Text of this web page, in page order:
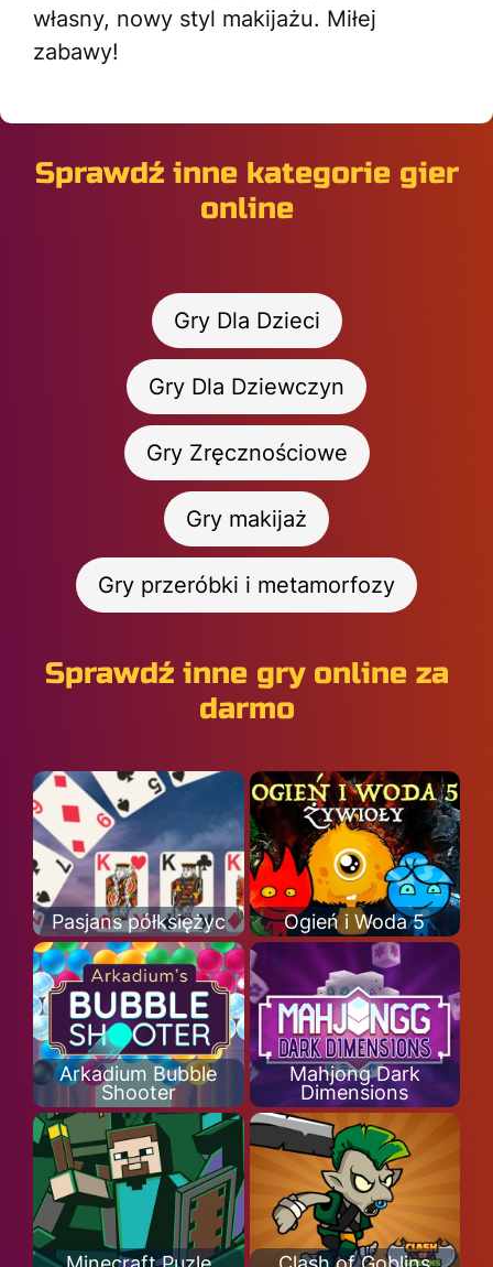
własny, nowy styl makijażu. Miłej
zabawy!
Sprawdź inne kategorie gier
online
Gry Dla Dzieci
Gry Dla Dziewczyn
Gry Zręcznościowe
Gry makijaż
Gry przeróbki i metamorfozy
Sprawdź inne gry online za
darmo
Pasjans półksiężyc Ogień i Woda 5
Arkadium Bubble
Shooter
Mahjong Dark
Dimensions